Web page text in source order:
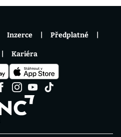
Inzerce Předplatné
Kariéra